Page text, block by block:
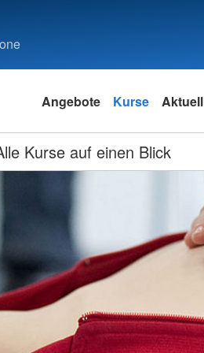
Angebote Kurse Aktuell
Kurse auf einen Blick